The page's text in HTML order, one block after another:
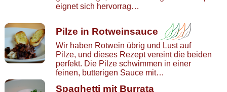
eignet sich hervorrag…
Pilze in Rotweinsauce
Wir haben Rotwein übrig und Lust auf
Pilze, und dieses Rezept vereint die beiden
perfekt. Die Pilze schwimmen in einer
feinen, butterigen Sauce mit…
Spaghetti mit Burrata